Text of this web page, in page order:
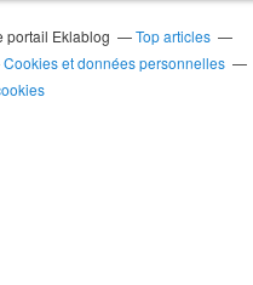
portail Eklablog
Top articles
Cookies et données personnelles